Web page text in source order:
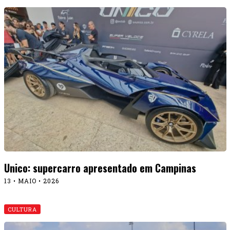
Unico: supercarro apresentado em Campinas
13 • MAIO • 2026
CULTURA